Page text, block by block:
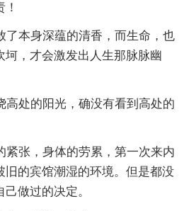
了本身深蕴的清香，而生命，也
坷，才会激发出人生那脉脉幽
高处的阳光，确没有看到高处的
紧张，身体的劳累，第一次来内
旧的宾馆潮湿的环境。但是都没
做过的决定。